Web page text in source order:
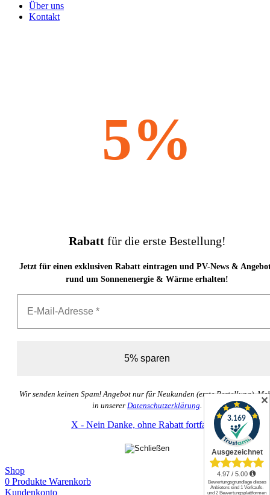
Über uns
Kontakt
5%
Rabattfür die erste Bestellung!
Jetzt für einen exklusiven Rabatt eintragen und PV-News &
rund um Sonnenenergie & Wärme erhalten!
Wir senden keinen Spam! Angebot nur für Neukunden (erste Bestellung).
in unserer Datenschutzerklärung
X - Nein Danke, ohne Rabatt fortfahren
Shop
0 Produkte Warenkorb
Kundenkonto
✕